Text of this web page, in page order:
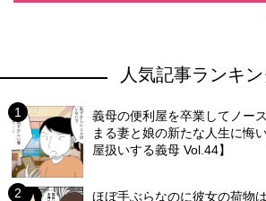
人気記事ランキ
義母の便利屋を卒業してノー
まる妻と娘の新たな人生に悔
屋扱いする義母 Vol.44】
ほぼ手ぶらなのに彼女の荷物